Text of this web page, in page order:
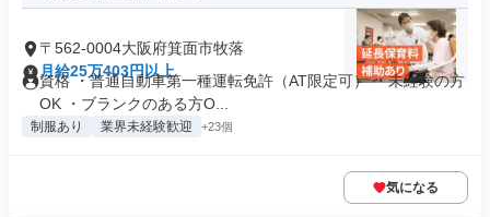
〒562-0004大阪府箕面市牧落
月給25万403円以上
資格 ・普通自動車第一種運転免許（AT限定可） ・未経験の方
OK ・ブランクのある方O...
制服あり 業界未経験歓迎 +23個
気になる